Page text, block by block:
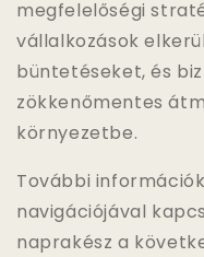
megfelelőségi
vállalkozások
büntetéseket, és
zökkenőmentes
környezetbe.
További
navigációjával
naprakész a